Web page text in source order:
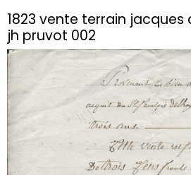
1823 vente terrain jacques
jh pruvot 002